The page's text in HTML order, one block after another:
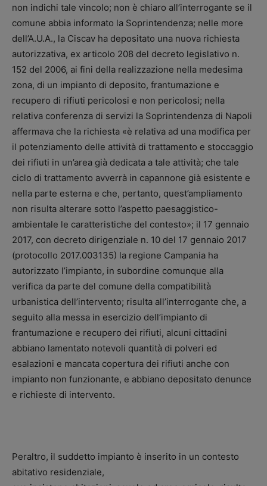
non indichi tale vincolo; non è chiaro all’interrogante se il
comune abbia informato la Soprintendenza; nelle more
dell’A.U.A., la Ciscav ha depositato una nuova richiesta
autorizzativa, ex articolo 208 del decreto legislativo n.
152 del 2006, ai fini della realizzazione nella medesima
zona, di un impianto di deposito, frantumazione e
recupero di rifiuti pericolosi e non pericolosi; nella
relativa conferenza di servizi la Soprintendenza di Napoli
affermava che la richiesta «è relativa ad una modifica per
il potenziamento delle attività di trattamento e stoccaggio
dei rifiuti in un’area già dedicata a tale attività; che tale
ciclo di trattamento avverrà in capannone già esistente e
nella parte esterna e che, pertanto, quest’ampliamento
non risulta alterare sotto l’aspetto paesaggistico-
ambientale le caratteristiche del contesto»; il 17 gennaio
2017, con decreto dirigenziale n. 10 del 17 gennaio 2017
(protocollo 2017.003135) la regione Campania ha
autorizzato l’impianto, in subordine comunque alla
verifica da parte del comune della compatibilità
urbanistica dell’intervento; risulta all’interrogante che, a
seguito alla messa in esercizio dell’impianto di
frantumazione e recupero dei rifiuti, alcuni cittadini
abbiano lamentato notevoli quantità di polveri ed
esalazioni e mancata copertura dei rifiuti anche con
impianto non funzionante, e abbiano depositato denunce
e richieste di intervento.
Peraltro, il suddetto impianto è inserito in un contesto
abitativo residenziale,